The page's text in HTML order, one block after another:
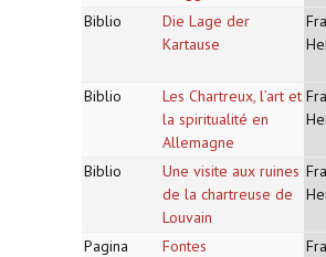
Biblio
Die Lage der
Kartause
Biblio
Les Chartreux, l’art et
la spiritualité en
Allemagne
Biblio
Une visite aux ruines
de la chartreuse de
Louvain
Pagina
Fontes